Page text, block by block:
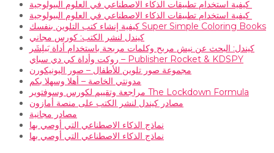
كيفية إنشاء كتب التلوين بنفسك Super Simple Coloring Books
كيندل لنشر الكتب: كورس مجاني
كيندل: البحث عن نيش مربح وكلمات مربحة باستخدام أداة بَبلِشَر
روكت وأداة كي دي سباي – Publisher Rocket & KDSPY
مجموعة صور تلوين للأطفال – صور اليونيكورن
مدونتي الخاصة – أهلا وسهلا بكم
مراجعة وتقييم لكورس وسوفتوير The Lockdown Formula
مصادر كيندل لنشر الكتب على منصة أمازون
مصادر مجانية
نماذج الذكاء الاصطناعي التي أوصي بها
نماذج الذكاء الاصطناعي التي أوصي بها